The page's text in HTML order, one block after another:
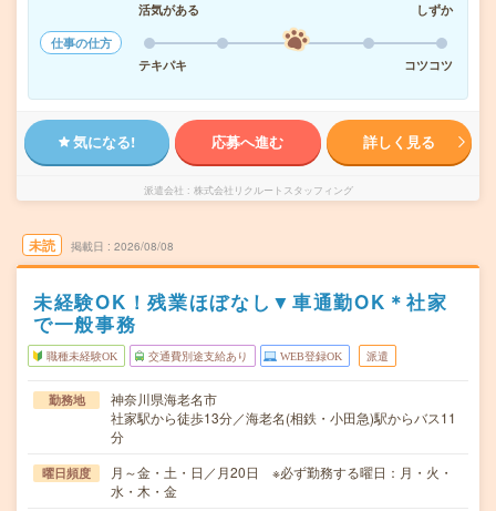
活気がある
しずか
仕事の仕方
テキパキ
コツコツ
気になる! 応募へ進む 詳しく見る
派遣会社 株式会社リクルートスタッフィング
未読 掲載日 2026/08/08
未経験OK！残業ほぼなし▼車通勤OK＊社家
で一般事務
職種未経験OK 交通費別途支給あり WEB登録OK 派遣
勤務地
神奈川県海老名市
社家駅から徒歩13分／海老名(相鉄・小田急)駅からバス11
分
曜日頻度
月～金・土・日／月20日 ※必ず勤務する曜日：月・火・
水・木・金